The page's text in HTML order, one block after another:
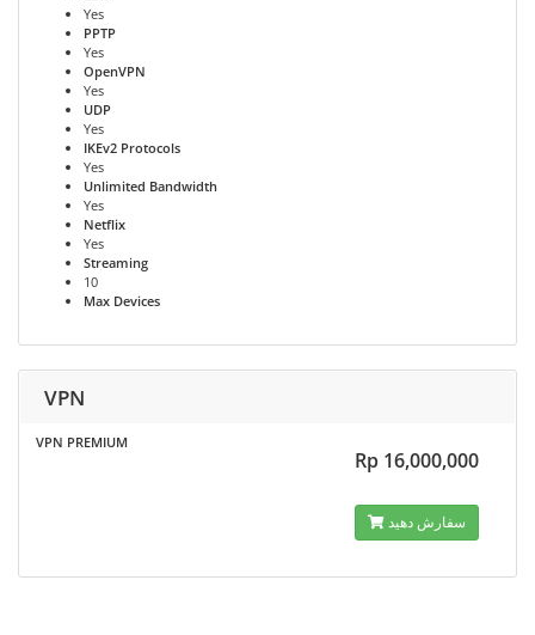
Yes
PPTP
Yes
OpenVPN
Yes
UDP
Yes
IKEv2 Protocols
Yes
Unlimited Bandwidth
Yes
Netflix
Yes
Streaming
10
Max Devices
VPN
VPN PREMIUM
Rp 16,000,000
سفارش دهید